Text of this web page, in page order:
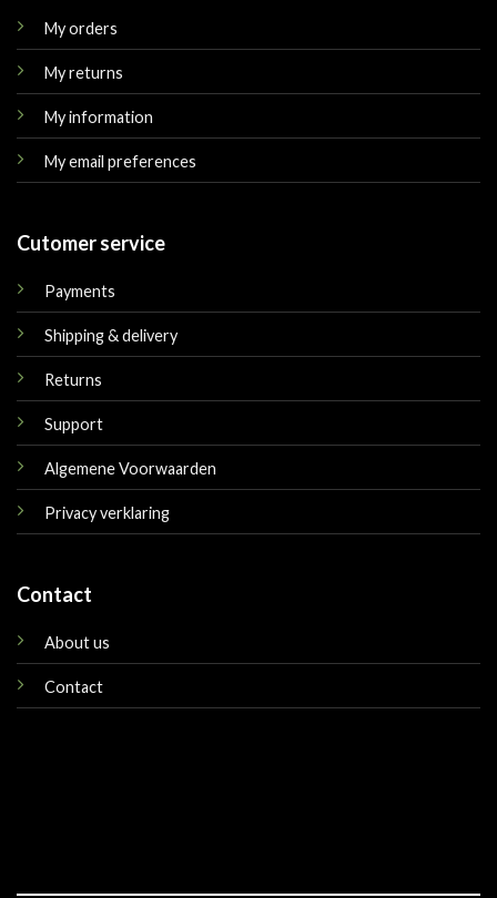
My orders
My returns
My information
My email preferences
Cutomer service
Payments
Shipping & delivery
Returns
Support
Algemene Voorwaarden
Privacy verklaring
Contact
About us
Contact